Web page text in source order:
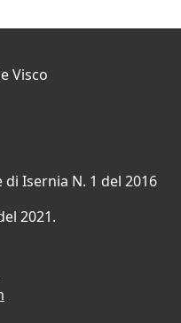
Visco
Isernia N. 1 del 2016
2021.